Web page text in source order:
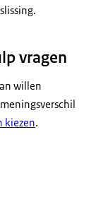
vragen
willen
kiezen.